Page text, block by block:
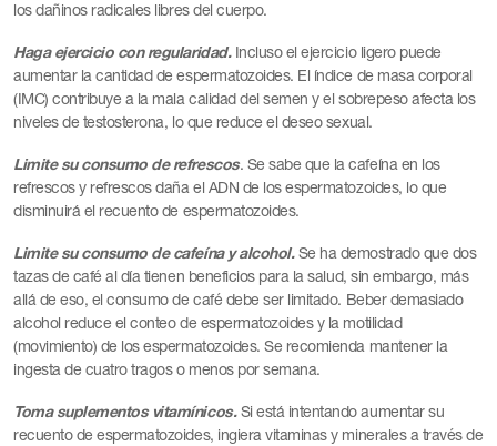
los dañinos radicales libres del cuerpo.
Haga ejercicio con regularidad.Incluso el ejercicio ligero puede
aumentar la cantidad de espermatozoides. El índice de masa corporal
(IMC) contribuye a la mala calidad del semen y el sobrepeso afecta los
niveles de testosterona, lo que reduce el deseo sexual.
Limite su consumo de refrescos. Se sabe que la cafeína en los
refrescos y refrescos daña el ADN de los espermatozoides, lo que
disminuirá el recuento de espermatozoides.
Limite su consumo de cafeína y alcohol.Se ha demostrado que dos
tazas de café al día tienen beneficios para la salud, sin embargo, más
allá de eso, el consumo de café debe ser limitado. Beber demasiado
alcohol reduce el conteo de espermatozoides y la motilidad
(movimiento) de los espermatozoides. Se recomienda mantener la
ingesta de cuatro tragos o menos por semana.
Toma suplementos vitamínicos.Si está intentando aumentar su
recuento de espermatozoides, ingiera vitaminas y minerales a través de